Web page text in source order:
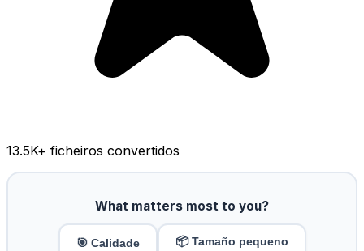
13.5K+ ficheiros convertidos
What matters most to you?
🎯 Calidade 📦 Tamaño pequeno